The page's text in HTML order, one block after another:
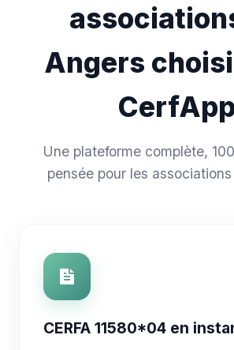
Angers
CerfApp
Une plateforme complète,
pensée pour les
CERFA 11580*04 en